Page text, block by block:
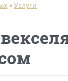
» Услуги